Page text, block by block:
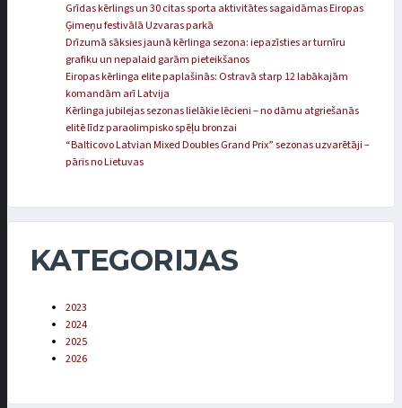
Grīdas kērlings un 30 citas sporta aktivitātes sagaidāmas Eiropas
Ģimeņu festivālā Uzvaras parkā
Drīzumā sāksies jaunā kērlinga sezona: iepazīsties ar turnīru
grafiku un nepalaid garām pieteikšanos
Eiropas kērlinga elite paplašinās: Ostravā starp 12 labākajām
komandām arī Latvija
Kērlinga jubilejas sezonas lielākie lēcieni – no dāmu atgriešanās
elitē līdz paraolimpisko spēļu bronzai
“Balticovo Latvian Mixed Doubles Grand Prix” sezonas uzvarētāji –
pāris no Lietuvas
KATEGORIJAS
2023
2024
2025
2026